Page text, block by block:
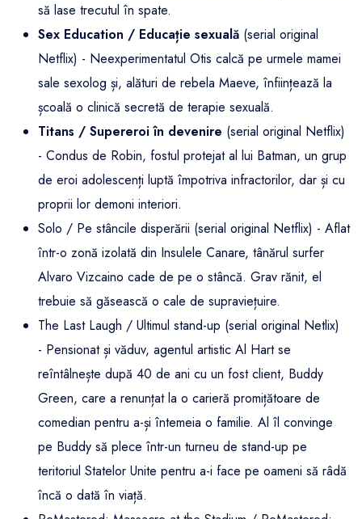
să lase trecutul în spate.
Sex Education / Educație sexuală (serial original
Netflix) - Neexperimentatul Otis calcă pe urmele mamei
sale sexolog și, alături de rebela Maeve, înființează la
școală o clinică secretă de terapie sexuală.
Titans / Supereroi în devenire (serial original Netflix)
- Condus de Robin, fostul protejat al lui Batman, un grup
de eroi adolescenți luptă împotriva infractorilor, dar și cu
proprii lor demoni interiori.
Solo / Pe stâncile disperării (serial original Netflix) - Aflat
într-o zonă izolată din Insulele Canare, tânărul surfer
Alvaro Vizcaino cade de pe o stâncă. Grav rănit, el
trebuie să găsească o cale de supraviețuire.
The Last Laugh / Ultimul stand-up (serial original Netlix)
- Pensionat și văduv, agentul artistic Al Hart se
reîntâlnește după 40 de ani cu un fost client, Buddy
Green, care a renunțat la o carieră promițătoare de
comedian pentru a-și întemeia o familie. Al îl convinge
pe Buddy să plece într-un turneu de stand-up pe
teritoriul Statelor Unite pentru a-i face pe oameni să râdă
încă o dată în viață.